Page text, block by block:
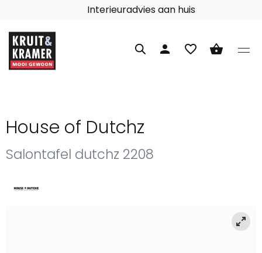
Interieuradvies aan huis
person favorite_border shopping_basket
House of Dutchz
Salontafel dutchz 2208